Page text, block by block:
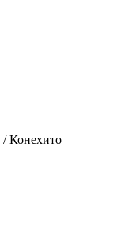
/ Конехито